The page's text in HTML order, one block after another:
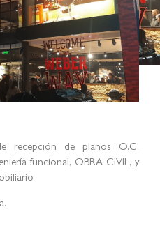
recepción de planos O.C,
funcional, OBRA CIVIL, y